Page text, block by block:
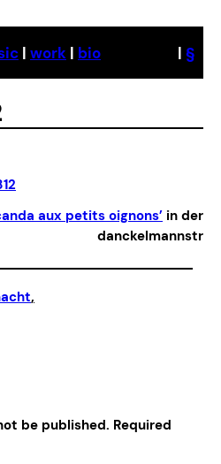
| work | bio | §
aux petits oignons’ in der
danckelmannstr
,
be published. Required